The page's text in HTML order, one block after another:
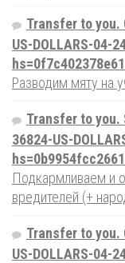
Transfer to you.
US-DOLLARS-04-
Разводим мяту на
Transfer to you.
36824-US-
Подкармливаем и
вредителей (+
Transfer to you.
US-DOLLARS-04-